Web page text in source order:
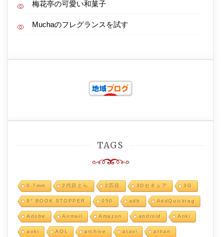
梅花亭の可愛い和菓子
Muchaのフレグランスを試す
TAGS
0.7mm 2代目とら 2匹目 3Dセキュア 3G
9° BOOK STOPPER 050 adb AddQuicktag
Adobe Airmail Amazon android Anki
aoki AOL archive atavi athan